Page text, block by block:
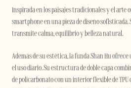
Inspirada en los paisajes tradicionales y el
smartphone en una pieza de diseño
transmite calma, equilibrio y belleza natural.
Además de su estética, la funda Shan Hu
el uso diario. Su estructura de doble capa
de policarbonato con un interior flexible de TPU